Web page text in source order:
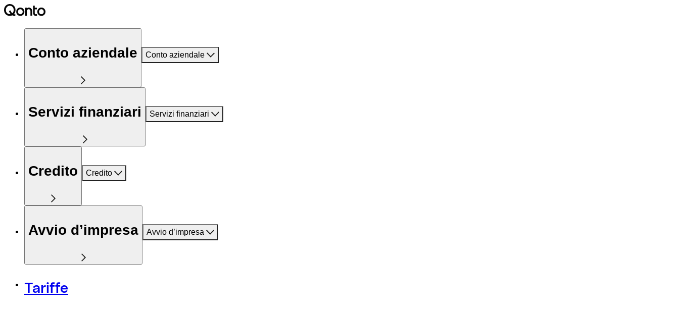
Conto aziendale Conto aziendale
Servizi finanziari Servizi finanziari
Credito Credito
Avvio d’impresa Avvio d’impresa
Tariffe